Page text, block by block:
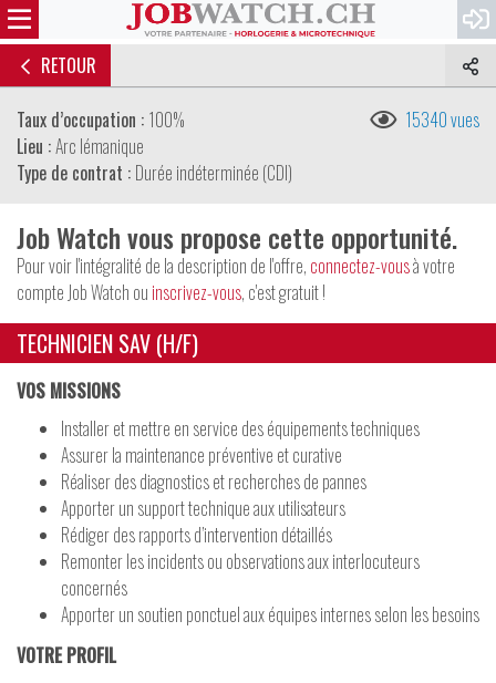
RETOUR
Taux d’occupation : 100%
Lieu :Arc lémanique
Type de contrat : Durée indéterminée (CDI)
15340 vues
Job Watch vous propose cette opportunité.
Pour voir l'intégralité de la description de l'offre, connectez-vousà votre
compte Job Watch ou inscrivez-vous, c'est gratuit !
TECHNICIEN SAV (H/F)
VOS MISSIONS
Installer et mettre en service des équipements techniques
Assurer la maintenance préventive et curative
Réaliser des diagnostics et recherches de pannes
Apporter un support technique aux utilisateurs
Rédiger des rapports d’intervention détaillés
Remonter les incidents ou observations aux interlocuteurs
concernés
Apporter un soutien ponctuel aux équipes internes selon les besoins
VOTRE PROFIL